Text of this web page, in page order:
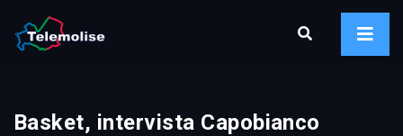
Basket, intervista Capobianco